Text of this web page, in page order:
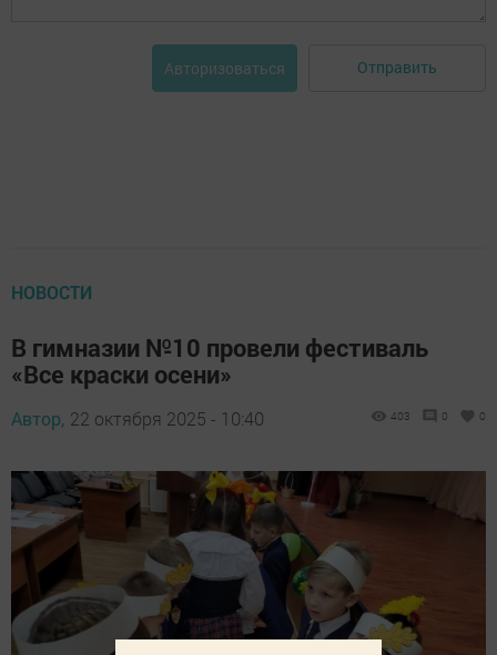
Авторизоваться Отправить
НОВОСТИ
В гимназии №10 провели фестиваль
«Все краски осени»
Автор, 22 октября 2025 - 10:40 403 0 0